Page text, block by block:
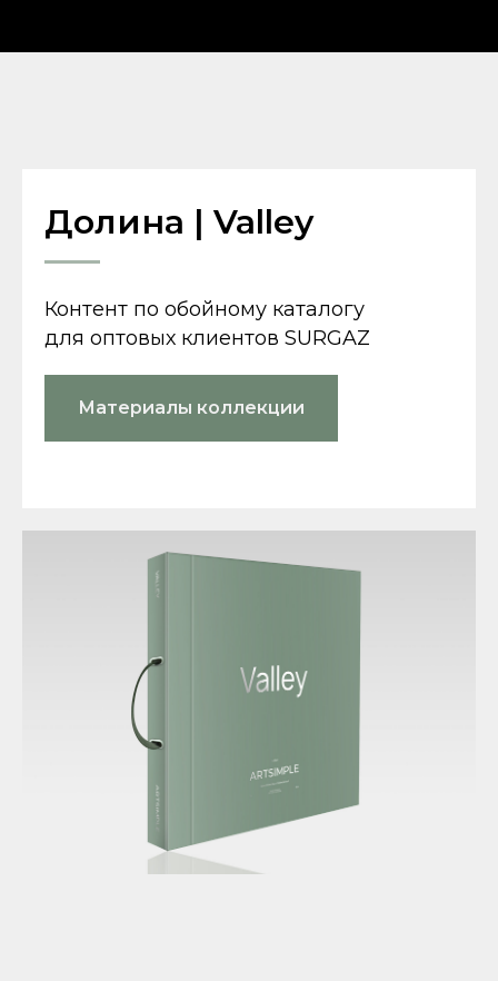
Долина | Valley
Контент по обойному каталогу
для оптовых клиентов SURGAZ
Материалы коллекции